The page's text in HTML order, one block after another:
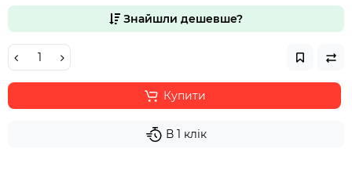
Знайшли дешевше?
Купити
В 1 клік